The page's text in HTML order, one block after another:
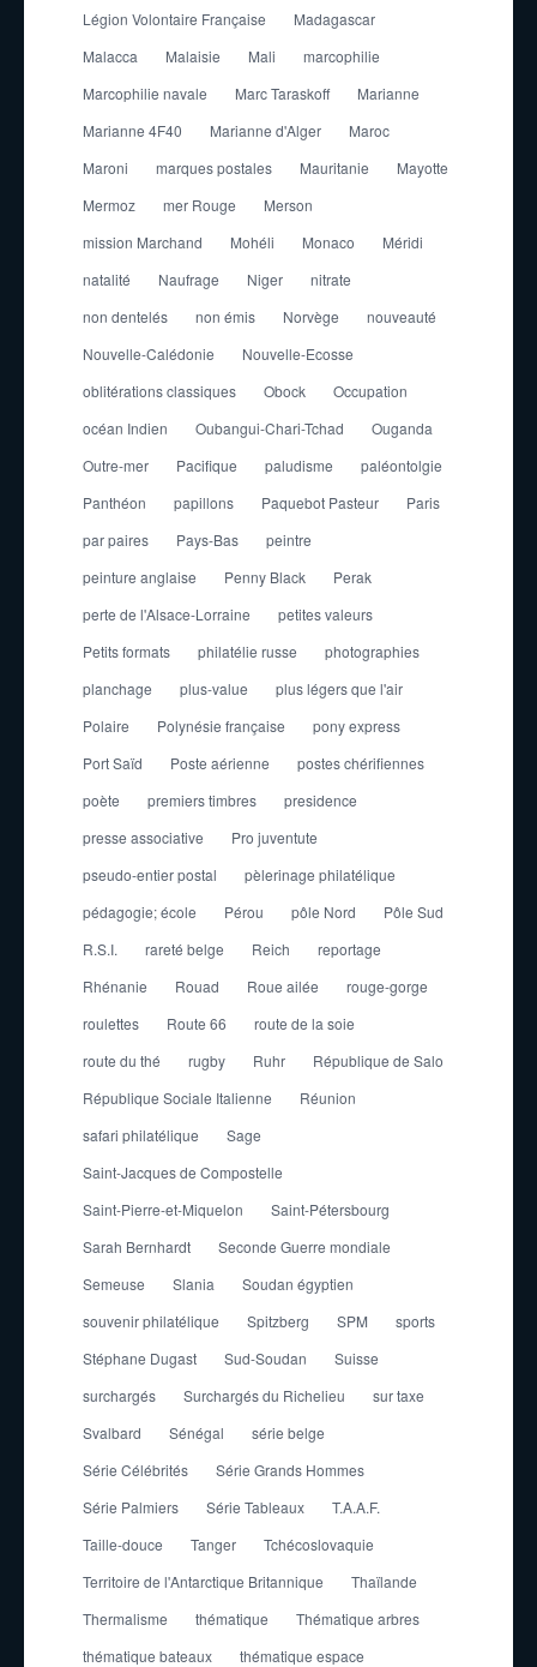
Légion Volontaire Française
Madagascar
Malacca
Malaisie Mali
marcophilie
Marcophilie navale
Marc Taraskoff
Marianne
Marianne 4F40
Marianne d'Alger
Maroc
Maroni
marques postales Mauritanie
Mayotte
Mermoz
mer Rouge
Merson
mission Marchand
Mohéli Monaco
Méridi
natalité
Naufrage Niger
nitrate
non dentelés
non émis Norvège
nouveauté
Nouvelle-Calédonie
Nouvelle-Ecosse
oblitérations classiques
Obock
Occupation
océan Indien
Oubangui-Chari-Tchad
Ouganda
Outre-mer
Pacifique paludisme
paléontolgie
Panthéon
papillons Paquebot Pasteur
Paris
par paires
Pays-Bas
peintre
peinture anglaise
Penny Black
Perak
perte de l'Alsace-Lorraine
petites valeurs
Petits formats
philatélie russe
photographies
planchage
plus-value
plus légers que l'air
Polaire
Polynésie française
pony express
Port Saïd
Poste aérienne
postes chérifiennes
poète
premiers timbres
presidence
presse associative
Pro juventute
pseudo-entier postal
pèlerinage philatélique
pédagogie; école
Pérou pôle Nord
Pôle Sud
R.S.I.
rareté belge Reich
reportage
Rhénanie
Rouad Roue ailée
rouge-gorge
roulettes
Route 66
route de la soie
route du thé
rugby Ruhr
République de Salo
République Sociale Italienne
Réunion
safari philatélique
Sage
Saint-Jacques de Compostelle
Saint-Pierre-et-Miquelon
Saint-Pétersbourg
Sarah Bernhardt
Seconde Guerre mondiale
Semeuse
Slania
Soudan égyptien
souvenir philatélique
Spitzberg SPM
sports
Stéphane Dugast
Sud-Soudan
Suisse
surchargés
Surchargés du Richelieu
sur taxe
Svalbard
Sénégal
série belge
Série Célébrités
Série Grands Hommes
Série Palmiers
Série Tableaux
T.A.A.F.
Taille-douce
Tanger
Tchécoslovaquie
Territoire de l'Antarctique Britannique
Thaïlande
Thermalisme
thématique
Thématique arbres
thématique bateaux
thématique espace